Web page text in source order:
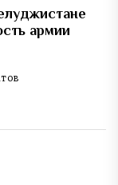
армии